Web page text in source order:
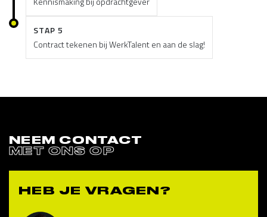
STAP 5
Contract tekenen bij WerkTalent en aan de slag!
NEEM CONTACT
MET ONS OP
HEB JE VRAGEN?